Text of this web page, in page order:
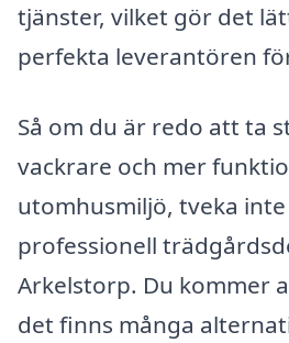
tjänster, vilket gör det
perfekta leverantören
Så om du är redo att ta
vackrare och mer
utomhusmiljö, tveka
professionell
Arkelstorp. Du kommer
det finns många